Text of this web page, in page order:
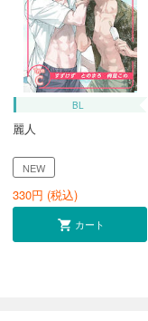
BL
麗人
NEW
330円 (税込)
カート